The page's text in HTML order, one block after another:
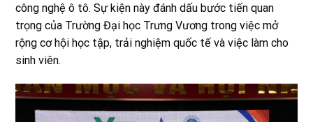
công nghệ ô tô. Sự kiện này đánh dấu bước tiến quan
trọng của Trường Đại học Trưng Vương trong việc mở
rộng cơ hội học tập, trải nghiệm quốc tế và việc làm cho
sinh viên.